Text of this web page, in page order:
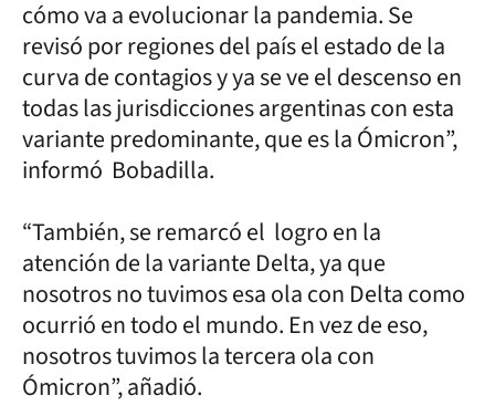
cómo va a evolucionar la pandemia. Se
revisó por regiones del país el estado de la
curva de contagios y ya se ve el descenso en
todas las jurisdicciones argentinas con esta
variante predominante, que es la Ómicron”,
informó Bobadilla.
“También, se remarcó el logro en la
atención de la variante Delta, ya que
nosotros no tuvimos esa ola con Delta como
ocurrió en todo el mundo. En vez de eso,
nosotros tuvimos la tercera ola con
Ómicron”, añadió.